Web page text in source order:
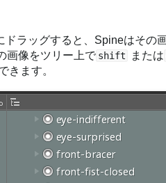
ラッグすると、Spineはその
画像をツリー上で shift または
きます。